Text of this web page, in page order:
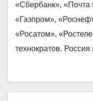
«Сбербанк», «Почта
«Газпром»,
«Росатом»,
технократов. Россия